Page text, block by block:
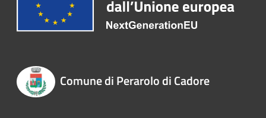
Comune di Perarolo di Cadore